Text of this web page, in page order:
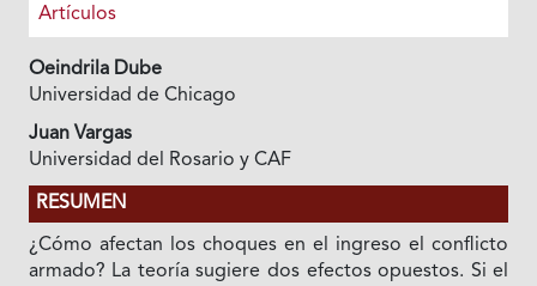
Artículos
Oeindrila Dube
Universidad de Chicago
Juan Vargas
Universidad del Rosario y CAF
RESUMEN
¿Cómo afectan los choques en el ingreso el conflicto
armado? La teoría sugiere dos efectos opuestos. Si el